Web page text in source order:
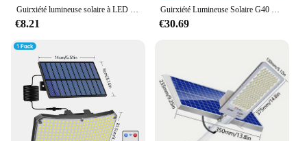
Guirxiété lumineuse solaire à LED pour extérieur, lampe étanche scintillante, décoration de fête de Noël, lumières dégradées, jardin, 7m, 12m, 22m, 32m, 52m, 102m
€8.21
Guirxiété Lumineuse Solaire G40 pour l'Extérieur, 7m/10m, Étanche, Décoration de Jardin, Pergola, BCUR
€30.69